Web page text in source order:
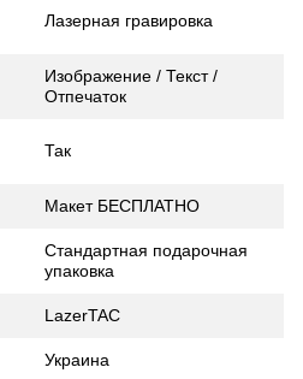
Лазерная гравировка
Изображение / Текст /
Отпечаток
Так
Макет БЕСПЛАТНО
Стандартная подарочная
упаковка
LazerTAC
Украина